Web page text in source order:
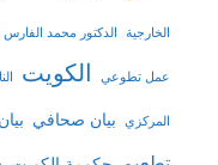
الخارجية الدكتور محمد الفارس
عمل تطوعي الكويت
المركزي بيان صحافي